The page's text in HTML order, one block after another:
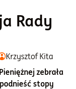
Rady
Krzysztof Kita
zebrała
stopy